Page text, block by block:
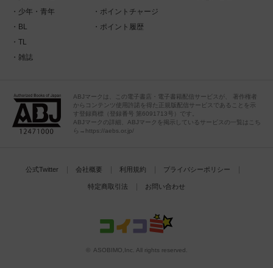
少年・青年
BL
TL
雑誌
ポイントチャージ
ポイント履歴
ABJマークは、この電子書店・電子書籍配信サービスが、 著作権者
からコンテンツ使用許諾を得た正規版配信サービスであることを示
す登録商標（登録番号 第6091713号）です。
ABJマークの詳細、ABJマークを掲示しているサービスの一覧はこち
ら→https://aebs.or.jp/
公式Twitter 会社概要 利用規約 プライバシーポリシー
特定商取引法 お問い合わせ
© ASOBIMO,Inc. All rights reserved.